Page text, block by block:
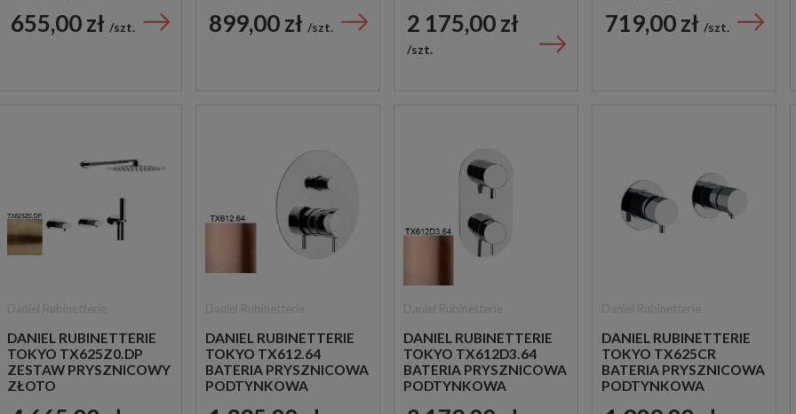
JEDNOUCHWYTOWA
CHROM
655,00 zł szt.
CHROM
899,00 zł szt.
MIEDZIANA
2 175,00 zł
szt.
MIEDZIANA
719,00 zł szt.
DANIEL RUBINETTERIE
TOKYO TX625Z0.DP
ZESTAW PRYSZNICOWY
ZŁOTO
DANIEL RUBINETTERIE
TOKYO TX612.64
BATERIA PRYSZNICOWA
PODTYNKOWA
DANIEL RUBINETTERIE
TOKYO TX612D3.64
BATERIA PRYSZNICOWA
PODTYNKOWA
DANIEL RUBINETTERIE
TOKYO TX625CR
BATERIA PRYSZNICOWA
PODTYNKOWA